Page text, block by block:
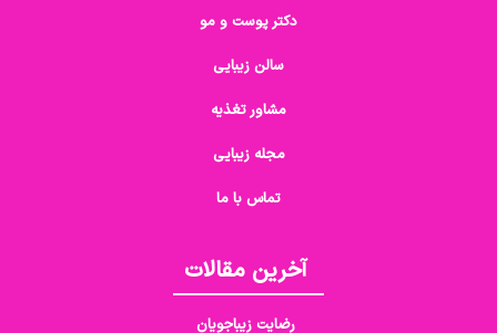
دکتر پوست و مو
سالن زیبایی
مشاور تغذیه
مجله زیبایی
تماس با ما
آخرین مقالات
رضایت زیباجویان